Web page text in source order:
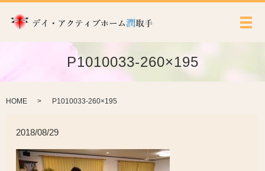
メ
P1010033-260×195
HOME P1010033-260×195
2018/08/29